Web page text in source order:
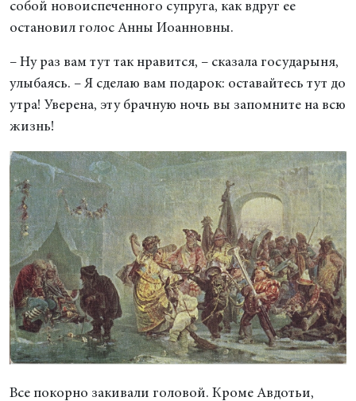
собой новоиспеченного супруга, как вдруг ее
остановил голос Анны Иоанновны.
– Ну раз вам тут так нравится, – сказала государыня,
улыбаясь. – Я сделаю вам подарок: оставайтесь тут до
утра! Уверена, эту брачную ночь вы запомните на всю
жизнь!
Все покорно закивали головой. Кроме Авдотьи,